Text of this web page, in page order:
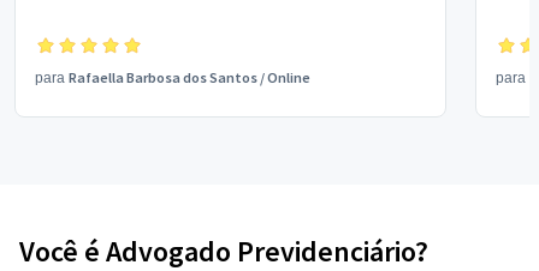
para Rafaella Barbosa dos Santos /Online para
Você é Advogado Previdenciário?